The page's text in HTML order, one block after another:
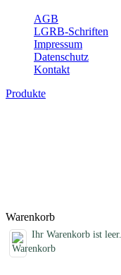
AGB
LGRB-Schriften
Impressum
Datenschutz
Kontakt
Produkte
Warenkorb
Ihr Warenkorb ist leer.